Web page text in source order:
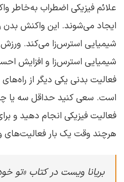
علائم فیزیکی اضطراب به‌خاطر
ایجاد می‌شوند. این واکنش بدن را
شیمیایی استرس‌زا می‌کند.
شیمیایی استرس‌زا و افزایش
فعالیت بدنی یکی دیگر از
است. سعی کنید حداقل سه یا
فعالیت فیزیکی انجام دهید و
هرچند وقت یک بار فعالیت‌های
بریانا ویست در کتاب «تو